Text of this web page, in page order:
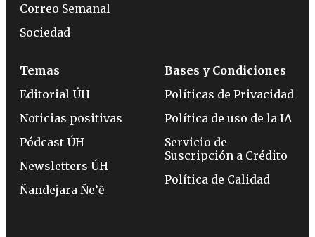
Correo Semanal
Sociedad
Temas
Editorial ÚH
Noticias positivas
Pódcast ÚH
Newsletters ÚH
Ñandejara Ñe’ẽ
Bases y Condiciones
Políticas de Privacidad
Política de uso de la IA
Servicio de
Suscripción a Crédito
Política de Calidad